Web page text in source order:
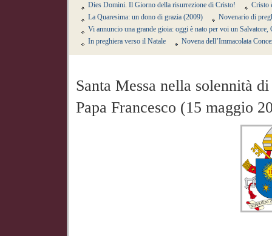
Dies Domini. Il Giorno della risurrezione di Cristo!
Cristo
La Quaresima: un dono di grazia (2009)
Novenario di
Vi annuncio una grande gioia: oggi è nato per voi un
In preghiera verso il Natale
Novena dell’Immacolata
Santa Messa nella solennità
Papa Francesco (15 maggio